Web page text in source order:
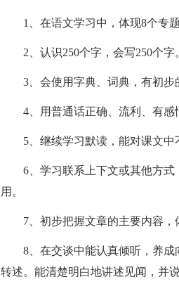
1、在语文学习中，体现8个专题
2、认识250个字，会写250个字
3、会使用字典、词典，有初步
4、用普通话正确、流利、有感
5、继续学习默读，能对课文中
6、学习联系上下文或其他方
用。
7、初步把握文章的主要内容，
8、在交谈中能认真倾听，养
转述。能清楚明白地讲述见闻，并